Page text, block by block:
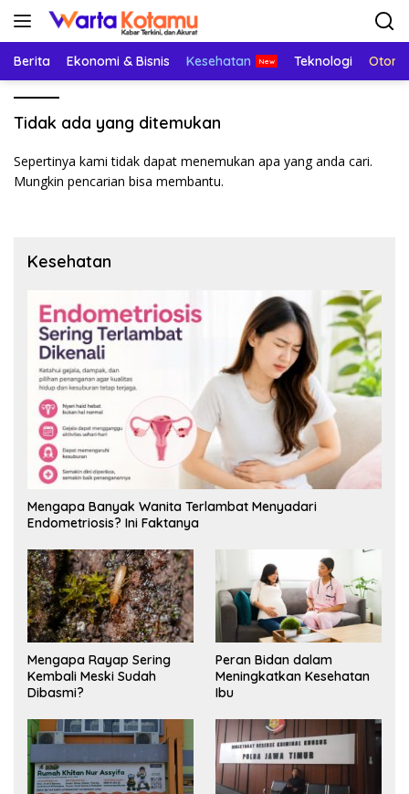
Langsung
Berita Ekonomi & Bisnis Kesehatan Teknologi
Tidak ada yang ditemukan
Sepertinya kami tidak dapat menemukan apa yang anda cari.
Mungkin pencarian bisa membantu.
Kesehatan
Mengapa Banyak Wanita Terlambat Menyadari
Endometriosis? Ini Faktanya
Mengapa Rayap Sering
Kembali Meski Sudah
Dibasmi?
Peran Bidan dalam
Meningkatkan Kesehatan
Ibu